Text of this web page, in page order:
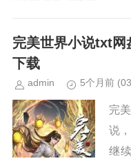
续
完美世界小说txt
下载
admin 5个月前
完
说
继